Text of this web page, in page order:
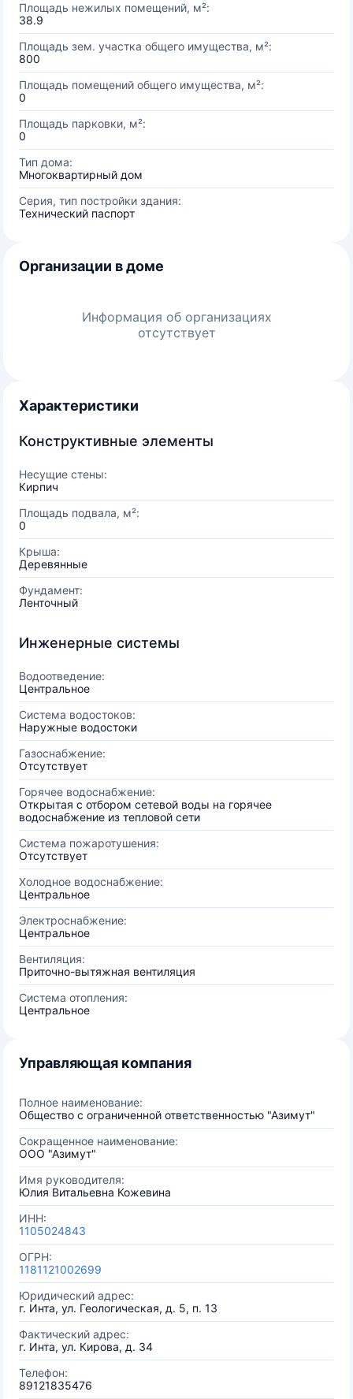
Площадь нежилых помещений, м²:
38.9
Площадь зем. участка общего имущества, м²:
800
Площадь помещений общего имущества, м²:
0
Площадь парковки, м²:
0
Тип дома:
Многоквартирный дом
Серия, тип постройки здания:
Технический паспорт
Организации в доме
Информация об организациях
отсутствует
Характеристики
Конструктивные элементы
Несущие стены:
Кирпич
Площадь подвала, м²:
0
Крыша:
Деревянные
Фундамент:
Ленточный
Инженерные системы
Водоотведение:
Центральное
Система водостоков:
Наружные водостоки
Газоснабжение:
Отсутствует
Горячее водоснабжение:
Открытая с отбором сетевой воды на горячее
водоснабжение из тепловой сети
Система пожаротушения:
Отсутствует
Холодное водоснабжение:
Центральное
Электроснабжение:
Центральное
Вентиляция:
Приточно-вытяжная вентиляция
Система отопления:
Центральное
Управляющая компания
Полное наименование:
Общество с ограниченной ответственностью "Азимут"
Сокращенное наименование:
ООО "Азимут"
Имя руководителя:
Юлия Витальевна Кожевина
ИНН:
1105024843
ОГРН:
1181121002699
Юридический адрес:
г. Инта, ул. Геологическая, д. 5, п. 13
Фактический адрес:
г. Инта, ул. Кирова, д. 34
Телефон:
89121835476